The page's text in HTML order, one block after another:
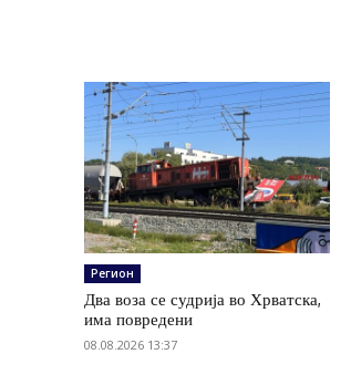
Регион
Два воза се судрија во Хрватска,
има повредени
08.08.2026 13:37